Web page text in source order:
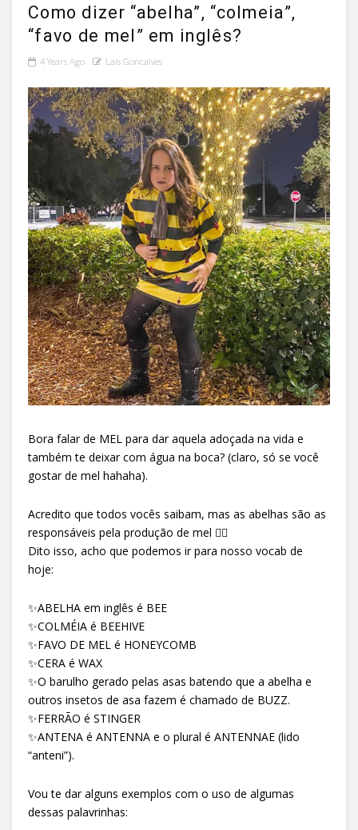
Como dizer “abelha”, “colmeia”,
“favo de mel” em inglês?
4 Years Ago Lais Goncalves
Bora falar de MEL para dar aquela adoçada na vida e
também te deixar com água na boca? (claro, só se você
gostar de mel hahaha).
Acredito que todos vocês saibam, mas as abelhas são as
responsáveis pela produção de mel 🤦‍♀️
Dito isso, acho que podemos ir para nosso vocab de
hoje:
✨ABELHA em inglês é BEE
✨COLMÉIA é BEEHIVE
✨FAVO DE MEL é HONEYCOMB
✨CERA é WAX
✨O barulho gerado pelas asas batendo que a abelha e
outros insetos de asa fazem é chamado de BUZZ.
✨FERRÃO é STINGER
✨ANTENA é ANTENNA e o plural é ANTENNAE (lido
“anteni”).
Vou te dar alguns exemplos com o uso de algumas
dessas palavrinhas: